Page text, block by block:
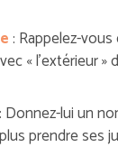
: Rappelez-
« l’extérieur
lui un
prendre ses